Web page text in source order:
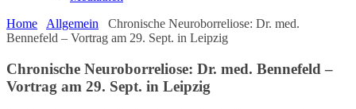
Home
Allgemein
Chronische Neuroborreliose: Dr. med.
Bennefeld – Vortrag am 29. Sept. in Leipzig
Chronische Neuroborreliose: Dr. med. Bennefeld –
Vortrag am 29. Sept. in Leipzig